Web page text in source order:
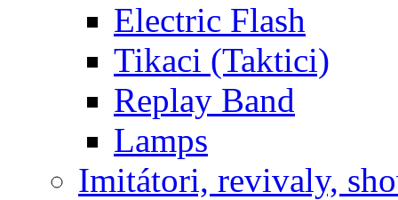
Electric Flash
Tikaci (Taktici)
Replay Band
Lamps
Imitátori, revivaly,